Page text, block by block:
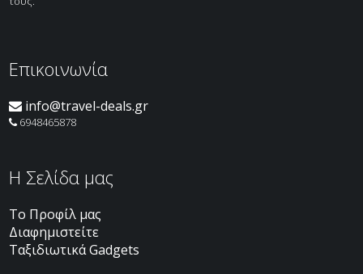
Επικοινωνία
info@travel-deals.gr
6948465878
H Σελίδα μας
Το Προφίλ μας
Διαφημιστείτε
Ταξιδιωτικά Gadgets